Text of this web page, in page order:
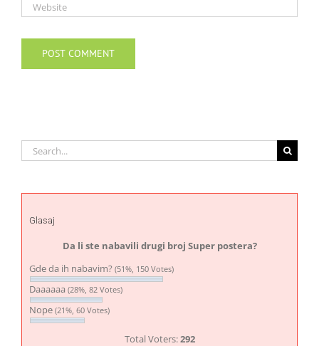
Search
for:
Glasaj
Da li ste nabavili drugi broj Super postera?
Gde da ih nabavim? (51%, 150 Votes)
Daaaaaa (28%, 82 Votes)
Nope (21%, 60 Votes)
Total Voters:292